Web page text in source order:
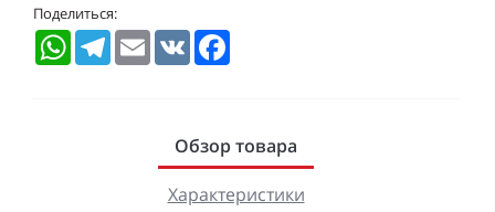
Поделиться:
WhatsAppTelegramEmail VK
Обзор товара
Характеристики